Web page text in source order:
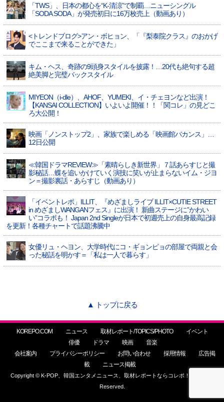
「TWS」、日本の都心を“K-清涼”で制覇…ニューシングル
「SODA SODA」が発売初日に16万枚売上（動画あり）
<トレンドブログ>アン・ボヒョン、「『梨泰院クラス』のおかげ
でここまで来ることができた」
キム・ヘス、奇跡の9頭身スタイルを披露！…20代も絶句する超
絶美脚と完璧バックスタイル
MIYEON（i-dle）、​AHOF​、YUMEKI、イ・チェヨンなど出演！
【KANSAI COLLECTION】いよいよ開催！！「関コレ」の見どこ
ろ大公開！
映画「ノンストップ2」、家族で楽しめる「映画館バカンス」…
12日公開
≪韓国ドラマREVIEW≫「素晴らしき新世界」７話あらすじと撮
影秘話…蝶を追いかけていく演技に笑いが止まらないイム・ジヨ
ン＝撮影裏話・あらすじ（動画あり）
「イベントレポ」ILLIT、『めざましライブ ILLIT×CUTIE STREET
in めざましWANGANフェス』に出演！ 新曲ステージに”かわい
い”コラボも！ Japan 2nd Singleが日本で初週売上の自身最高記録
を更新！各種チャートで話題沸騰中
女優リュ・ヘヨン、大学時代にコ・ギョンピョの部屋で両親と会
った秘話を明かす＝「私は一人で暮らす」
▲ トップに戻る
KOREPO.COM ニュース 取材レポート/TOPICS/PHOTO
イベント
俳優
ドラマ 映画
音楽
会社案内
プライバシーポリシー お問い合わせ 採用情報
広告掲
載
ニュース掲載
Copyright © K-POP、韓国エンタメニュース、取材レポートならコレポ！ All Rights
Reserved.